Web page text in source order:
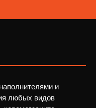
и
любых видов